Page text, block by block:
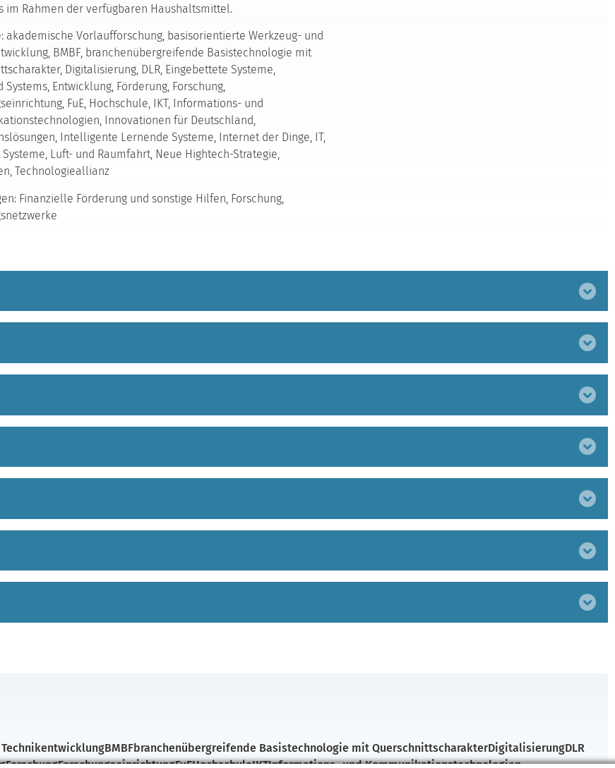
im Rahmen der verfügbaren Haushaltsmittel.
akademische Vorlaufforschung, basisorientierte Werkzeug- und
BMBF, branchenübergreifende Basistechnologie mit
Digitalisierung, DLR, Eingebettete Systeme,
Systems, Entwicklung, Förderung, Forschung,
FuE, Hochschule, IKT, Informations- und
Innovationen für Deutschland,
Intelligente Lernende Systeme, Internet der Dinge, IT,
Luft- und Raumfahrt, Neue Hightech-Strategie,
Technologieallianz
Finanzielle Förderung und sonstige Hilfen, Forschung,
BMBFbranchenübergreifende Basistechnologie mit QuerschnittscharakterDigitalisierungDLR
ForschungForschungseinrichtungFuEHochschuleIKTInformations- und Kommunikationstechnologien